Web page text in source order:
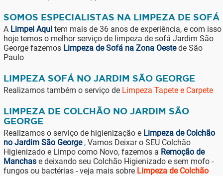
SOMOS ESPECIALISTAS NA LIMPEZA DE SOFÁ
A Limpei Aquitem mais de 36 anos de experiência, e com isso
hoje temos o melhor serviço de limpeza de sofá Jardim São
George fazemos Limpeza de Sofá na Zona Oestede São
Paulo
LIMPEZA SOFÁ NO JARDIM SÃO GEORGE
Realizamos também o serviço de Limpeza Tapete e Carpete
LIMPEZA DE COLCHÃO NO JARDIM SÃO
GEORGE
Realizamos o serviço de higienização e Limpeza de Colchão
no Jardim São George, Vamos Deixar o SEU Colchão
Higienizado e Limpo como Novo, fazemos a Remoção de
Manchase deixando seu Colchão Higienizado e sem mofo -
fungos ou bactérias - veja mais sobre Limpeza de Colchão